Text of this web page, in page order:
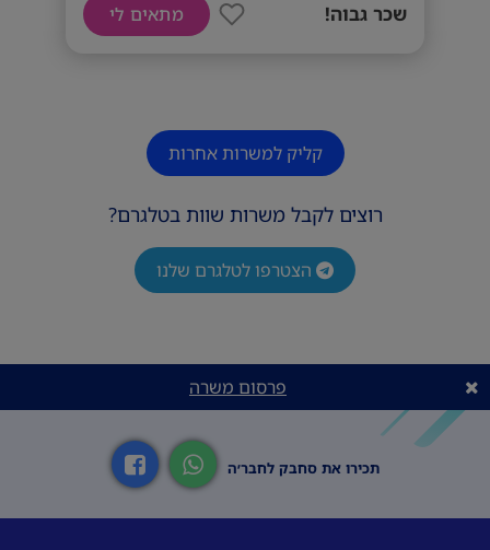
שכר גבוה! מתאים לי
קליק למשרות אחרות
רוצים לקבל משרות שוות בטלגרם?
הצטרפו לטלגרם שלנו
פרסום משרה
תכירו את סחבק לחבר׳ה